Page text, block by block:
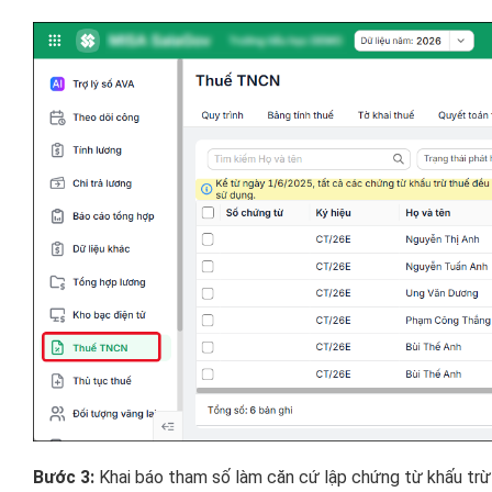
Bước 3: Khai báo tham số làm căn cứ lập chứng từ khấu